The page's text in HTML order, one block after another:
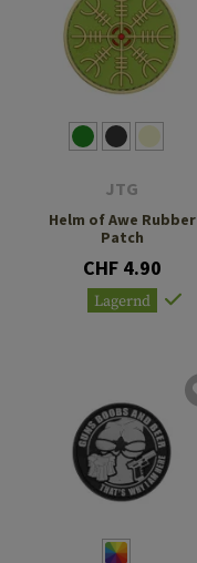
JTG
Helm of Awe Rubber
Patch
CHF 4.90
Lagernd